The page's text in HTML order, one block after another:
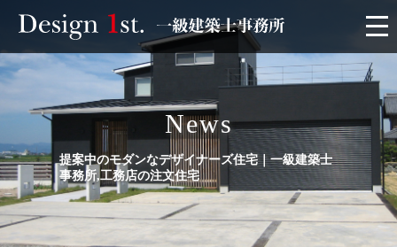
モニター
施工実績・施工事例
リフォーム
News
提案中のモダンなデザイナーズ住宅｜一級建築士
事務所,工務店の注文住宅